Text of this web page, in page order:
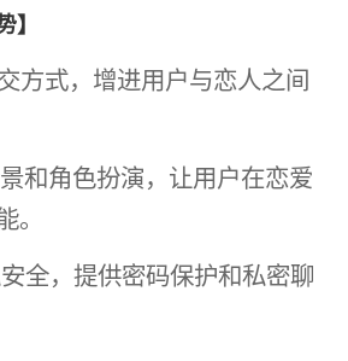
】
方式，增进用户与恋人之间
和角色扮演，让用户在恋爱
。
全，提供密码保护和私密聊